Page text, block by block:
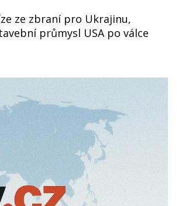
ze zbraní pro Ukrajinu,
průmysl USA po válce